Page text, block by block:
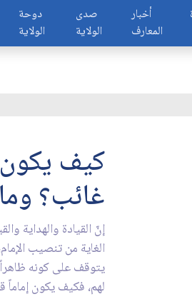
دوحة
الولاية
صدى
الولاية
أخبار
المعارف
كيف
غائب؟
إنّ القيادة والهداية
الغاية من تنصيب
يتوقف على كونه ظاهراً
لهم، فكيف يكون إماماً